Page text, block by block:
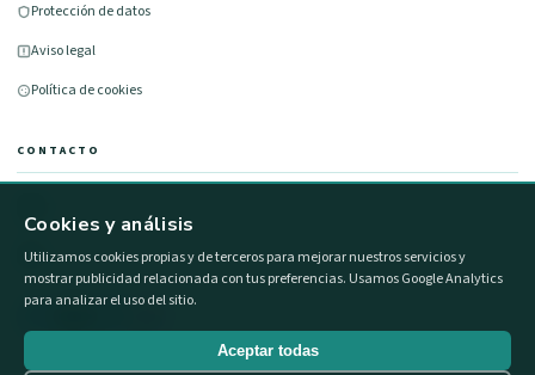
Protección de datos
Aviso legal
Política de cookies
CONTACTO
info@formacionestatal.com
Cookies y análisis
Utilizamos cookies propias y de terceros para mejorar nuestros servicios y
mostrar publicidad relacionada con tus preferencias. Usamos Google Analytics
para analizar el uso del sitio.
Aceptar todas